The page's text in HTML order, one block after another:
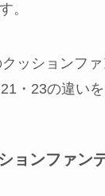
。
ッションフ
・23の違い
ョンファン